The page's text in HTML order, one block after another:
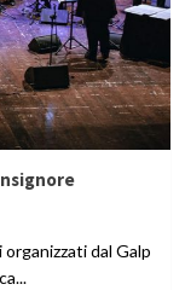
dal Galp